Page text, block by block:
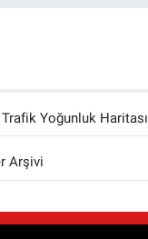
Yoğunluk Haritası
Arşivi